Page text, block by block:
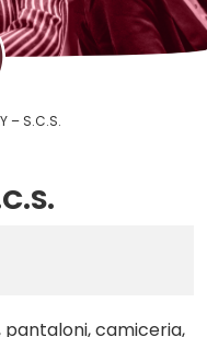
– S.C.S.
camiceria,